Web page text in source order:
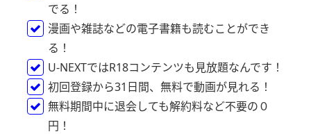
でる！
漫画や雑誌などの電子書籍も読むことができ
る！
U-NEXTではR18コンテンツも見放題なんです！
初回登録から31日間、無料で動画が見れる！
無料期間中に退会しても解約料など不要の０
円！